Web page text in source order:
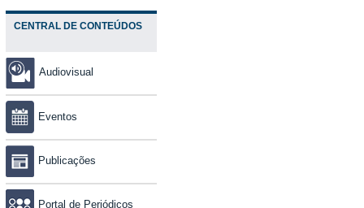
CENTRAL DE CONTEÚDOS
Audiovisual
Eventos
Publicações
Portal de Periódicos